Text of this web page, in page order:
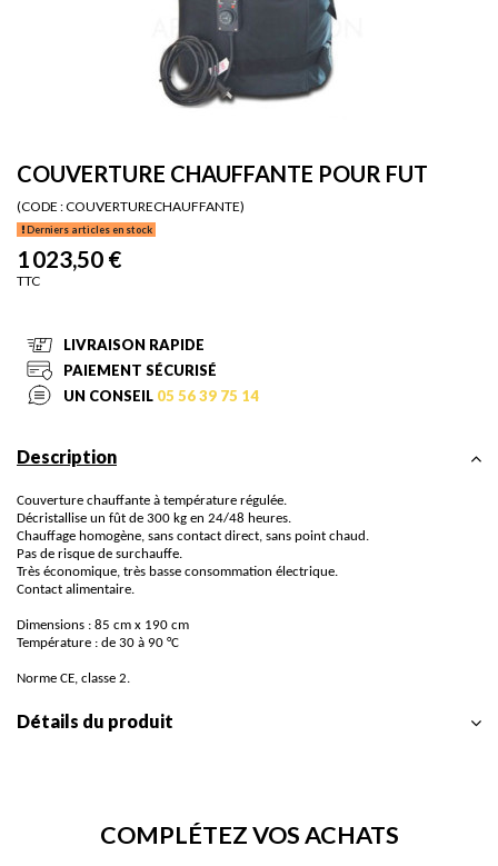
COUVERTURE CHAUFFANTE POUR FUT
(CODE :COUVERTURECHAUFFANTE)
Derniers articles en stock
1 023,50 €
TTC
LIVRAISON RAPIDE
PAIEMENT SÉCURISÉ
UN CONSEIL 05 56 39 75 14
Description
Couverture chauffante à température régulée.
Décristallise un fût de 300 kg en 24/48 heures.
Chauffage homogène, sans contact direct, sans point chaud.
Pas de risque de surchauffe.
Très économique, très basse consommation électrique.
Contact alimentaire.
Dimensions : 85 cm x 190 cm
Température : de 30 à 90 °C
Norme CE, classe 2.
Détails du produit
COMPLÉTEZ VOS ACHATS